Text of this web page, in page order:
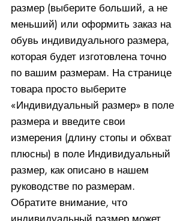
размер (выберите больший, а не
меньший) или оформить заказ на
обувь индивидуального размера,
которая будет изготовлена ​​точно
по вашим размерам. На странице
товара просто выберите
«Индивидуальный размер» в поле
размера и введите свои
измерения (длину стопы и обхват
плюсны) в поле Индивидуальный
размер, как описано в нашем
руководстве по размерам.
Обратите внимание, что